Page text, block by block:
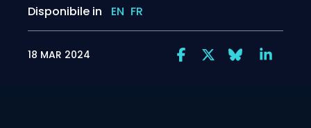
Disponibile in EN FR
18 MAR 2024